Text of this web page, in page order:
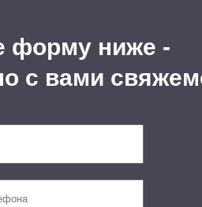
форму ниже -
с вами